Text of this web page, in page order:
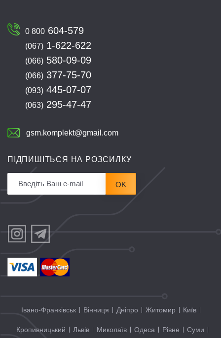
0 800 604-579
(067) 1-622-622
(066) 580-09-09
(066) 377-75-70
(093) 445-07-07
(063) 295-47-47
gsm.komplekt@gmail.com
ПІДПИШІТЬСЯ НА РОЗСИЛКУ
OK
Івано-Франківськ Вінниця Дніпро Житомир Київ
Кропивницький Львів Миколаїв Одеса Рівне Суми